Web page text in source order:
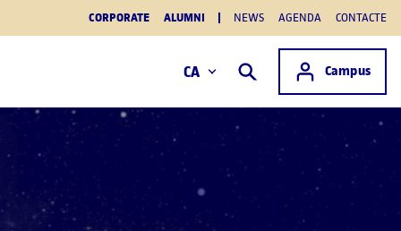
CORPORATE ALUMNI NEWS AGENDA CONTACTE
Cercar
Accés a
Campus
CA